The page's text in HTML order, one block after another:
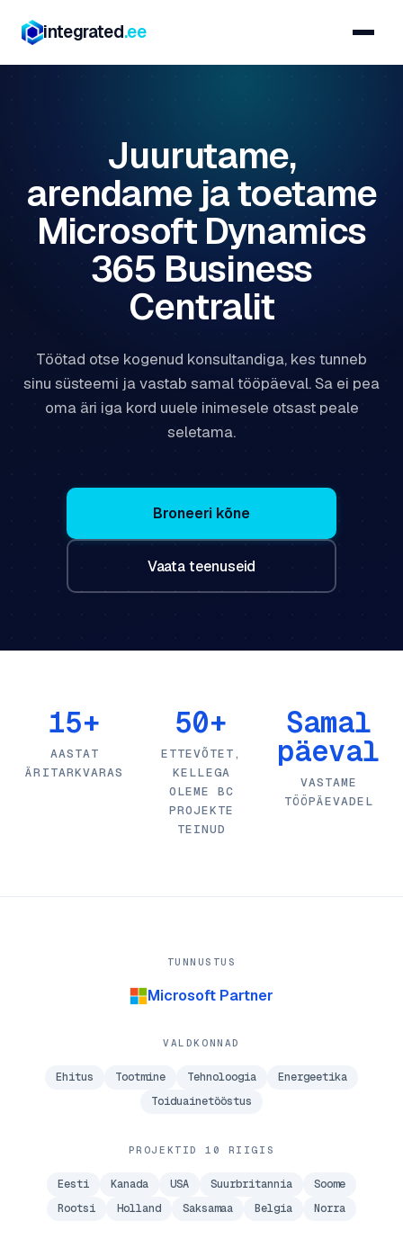
integrated.ee
Juurutame,
arendame ja toetame
Microsoft Dynamics
365 Business
Centralit
Töötad otse kogenud konsultandiga, kes tunneb
sinu süsteemi ja vastab samal tööpäeval. Sa ei pea
oma äri iga kord uuele inimesele otsast peale
seletama.
Broneeri kõne
Vaata teenuseid
15+
AASTAT
ÄRITARKVARAS
50+
ETTEVÕTET,
KELLEGA
OLEME BC
PROJEKTE
TEINUD
Samal
päeval
VASTAME
TÖÖPÄEVADEL
TUNNUSTUS
Microsoft Partner
VALDKONNAD
Ehitus Tootmine Tehnoloogia
Energeetika
Toiduainetööstus
PROJEKTID 10 RIIGIS
Eesti Kanada USA Suurbritannia
Soome
Rootsi
Holland Saksamaa Belgia Norra